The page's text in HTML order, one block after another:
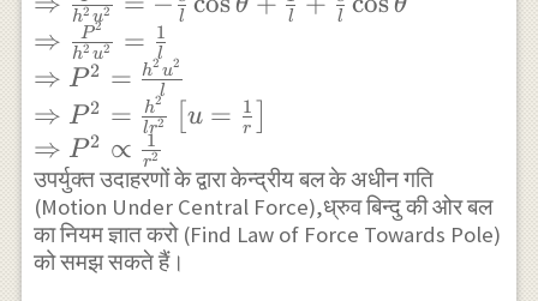
\frac{P^{2}}{h^{2}
u^{2}}=-\frac{e}{l}
\cos \theta+u
\frac{P^{2}}{h^{2}
u^{2}}=-\frac{e}{l}
\cos
\theta+\frac{1}
{l}+\frac{e}{l} \cos
\theta \\
\Rightarrow
\frac{P^{2}}{h^{2}
h2 u2 l θ l l θ
⇒ h2 u2
P2 = l
1
⇒ P 2 = l
h2u2
⇒ P 2 = lr2
h2
u = r
1
⇒ P 2 ∝ r2
1
उपर्युक्त उदाहरणों के द्वारा केन्द्रीय बल के अधीन गति
(Motion Under Central Force),ध्रुव बिन्दु की ओर बल
का नियम ज्ञात करो (Find Law of Force Towards Pole)
को समझ सकते हैं।